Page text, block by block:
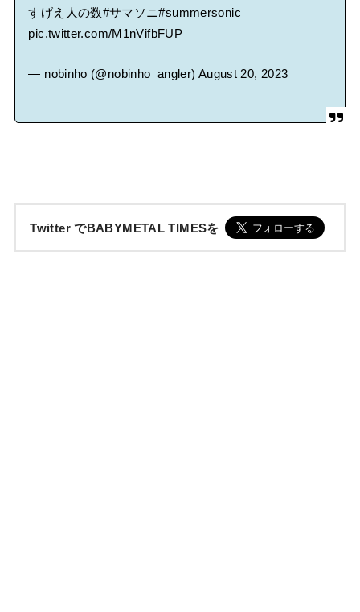
すげえ人の数#サマソニ#summersonic
pic.twitter.com/M1nVifbFUP
— nobinho (@nobinho_angler) August 20, 2023
Twitter でBABYMETAL TIMESを